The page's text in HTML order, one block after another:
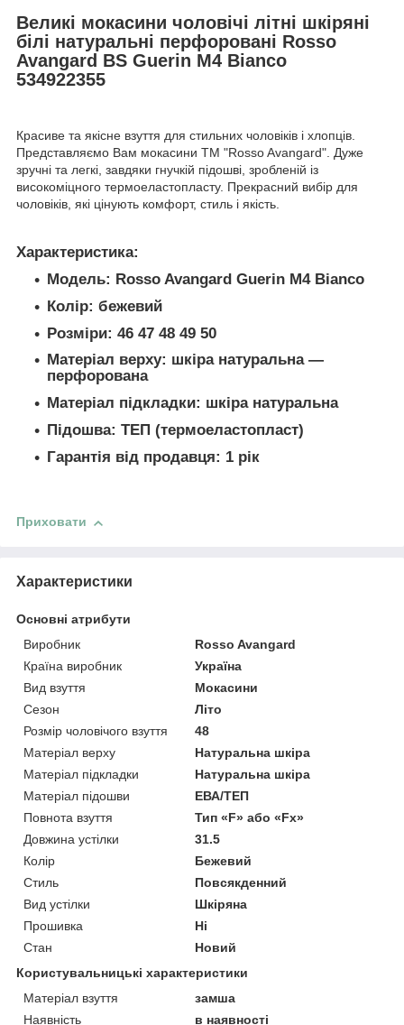
Великі мокасини чоловічі літні шкіряні
білі натуральні перфоровані Rosso
Avangard BS Guerin M4 Bianco
534922355
Красиве та якісне взуття для стильних чоловіків і хлопців.
Представляємо Вам мокасини TM "Rosso Avangard". Дуже
зручні та легкі, завдяки гнучкій підошві, зробленій із
високоміцного термоеластопласту. Прекрасний вибір для
чоловіків, які цінують комфорт, стиль і якість.
Характеристика:
Модель: Rosso Avangard Guerin M4 Bianco
Колір: бежевий
Розміри: 46 47 48 49 50
Матеріал верху: шкіра натуральна —
перфорована
Матеріал підкладки: шкіра натуральна
Підошва: ТЕП (термоеластопласт)
Гарантія від продавця: 1 рік
Приховати
Характеристики
Основні атрибути
Виробник
Rosso Avangard
Країна виробник
Україна
Вид взуття
Мокасини
Сезон
Літо
Розмір чоловічого взуття
48
Матеріал верху
Натуральна шкіра
Матеріал підкладки
Натуральна шкіра
Матеріал підошви
ЕВА/ТЕП
Повнота взуття
Тип «F» або «Fx»
Довжина устілки
31.5
Колір
Бежевий
Стиль
Повсякденний
Вид устілки
Шкіряна
Прошивка
Ні
Стан
Новий
Користувальницькі характеристики
Матеріал взуття
замша
Наявність
в наявності